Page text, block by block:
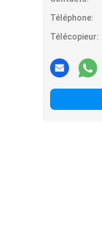
Téléphone:
Télécopieur: